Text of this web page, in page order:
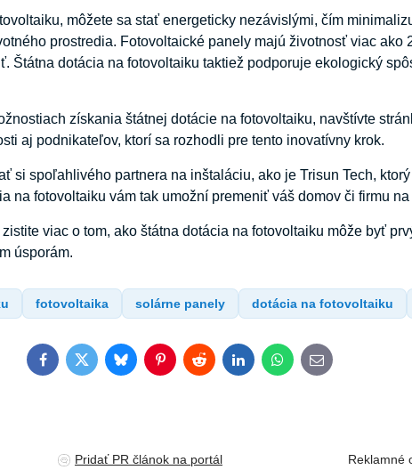
môžete sa stať energeticky nezávislými, čím
prostredia. Fotovoltaické panely majú životnosť viac ako
Štátna dotácia na fotovoltaiku taktiež podporuje ekologický
získania štátnej dotácie na fotovoltaiku, navštívte
aj podnikateľov, ktorí sa rozhodli pre tento inovatívny krok.
si spoľahlivého partnera na inštaláciu, ako je Trisun Tech,
na fotovoltaiku vám tak umožní premeniť váš domov či firmu
viac o tom, ako štátna dotácia na fotovoltaiku môže byť
úsporám.
fotovoltaika solárne panely dotácia na fotovoltaiku
FacebookTwitterBlueskyPinterestRedditLinkedInWhatsApp
E-
mail
Pridať PR článok na portál
Reklamné